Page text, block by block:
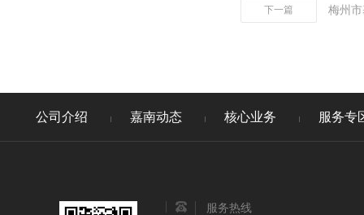
下一篇 梅州
公司介绍 嘉南动态 核心业务 服务专
服务热线